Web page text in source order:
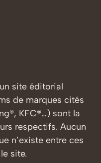
site éditorial
de marques cités
KFC®…) sont la
respectifs. Aucun
n’existe entre ces
site.